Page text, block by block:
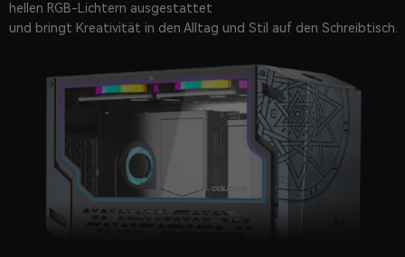
hellen RGB-Lichtern ausgestattet
und bringt Kreativität in den Alltag und Stil auf den Schreibtisch.